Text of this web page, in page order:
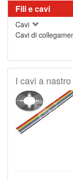
Fili e cavi
Cavi
Cavi di
I cavi a